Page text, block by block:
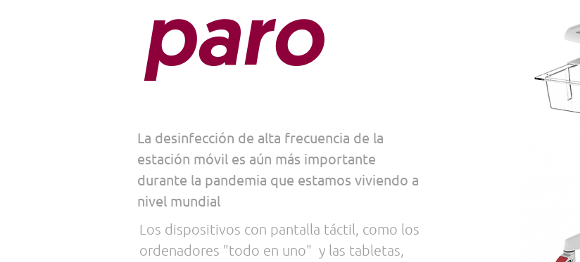
paro
La desinfección de alta frecuencia de la
estación móvil es aún más importante
durante la pandemia que estamos viviendo a
nivel mundial
Los dispositivos con pantalla táctil, como los
ordenadores "todo en uno" y las tabletas,